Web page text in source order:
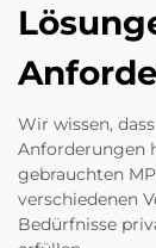
Wir wissen,
Anforderungen
gebrauchten
verschiedenen
Bedürfnisse